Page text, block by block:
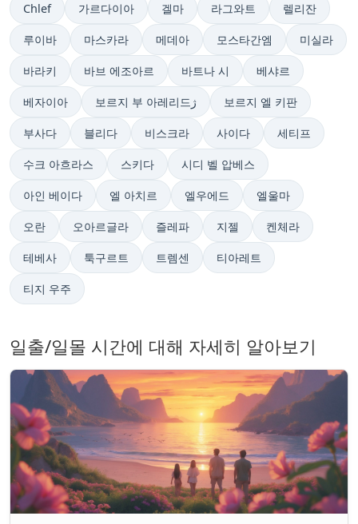
Chlef 가르다이아 겔마 라그와트 렐리잔
루이바 마스카라 메데아 모스타간엠 미실라
바라키 바브 에조아르 바트나 시 베샤르
베자이아 보르지 부 아레리드ژ 보르지 엘 키판
부사다 블리다 비스크라 사이다 세티프
수크 아흐라스 스키다 시디 벨 압베스
아인 베이다 엘 아치르 엘우에드 엘울마
오란 오아르글라 즐레파 지젤 켄체라
테베사 툭구르트 트렘센 티아레트
티지 우주
일출/일몰 시간에 대해 자세히 알아보기